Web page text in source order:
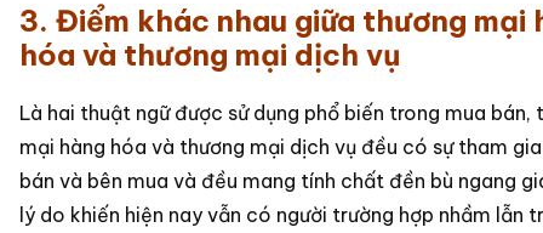
3. Điểm khác nhau giữa thương mại
hóa và thương mại dịch vụ
Là hai thuật ngữ được sử dụng phổ biến trong mua bán,
mại hàng hóa và thương mại dịch vụ đều có sự tham
bán và bên mua và đều mang tính chất đền bù ngang
lý do khiến hiện nay vẫn có người trường hợp nhầm lẫn